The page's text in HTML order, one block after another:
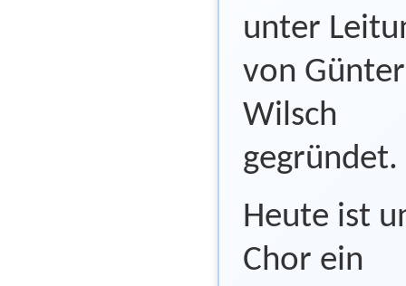
unter
von Günter
Wilsch
gegründet.
Heute ist
Chor ein